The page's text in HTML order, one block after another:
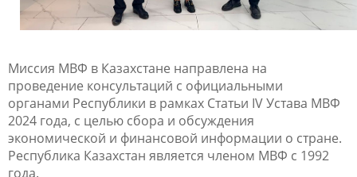
Миссия МВФ в Казахстане направлена на
проведение консультаций с официальными
органами Республики в рамках Статьи IV Устава МВФ
2024 года, с целью сбора и обсуждения
экономической и финансовой информации о стране.
Республика Казахстан является членом МВФ с 1992
года.